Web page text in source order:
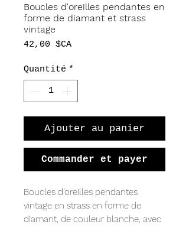
Boucles d'oreilles pendantes en
forme de diamant et strass
vintage
42,00 $CAPrix
Quantité *
Ajouter au panier
Commander et payer
Boucles d'oreilles pendantes
vintage en strass en forme de
diamant, de couleur blanche, avec